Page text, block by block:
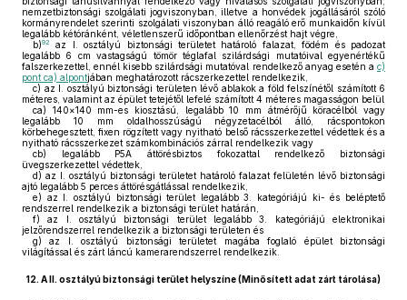
nemzetbiztonsági szolgálati jogviszonyban, illetve a honvédek jogállásáról szóló
kormányrendelet szerinti szolgálati viszonyban álló reagáló erő munkaidőn kívül
legalább kétóránként, véletlenszerű időpontban ellenőrzést hajt végre,
b)92
az I. osztályú biztonsági területet határoló falazat, födém és padozat
legalább 6 cm vastagságú tömör téglafal szilárdsági mutatóival egyenértékű
falszerkezettel, ennél kisebb szilárdsági mutatóval rendelkező anyag esetén a c)
pont ca) alpontjában meghatározott rácszerkezettel rendelkezik,
c) az I. osztályú biztonsági területen lévő ablakok a föld felszínétől számított 6
méteres, valamint az épület tetejétől lefelé számított 4 méteres magasságon belül
ca) 140×140 mm-es kiosztású, legalább 10 mm átmérőjű köracélból vagy
legalább 10 mm oldalhosszúságú négyzetacélból álló, rácspontokon
körbehegesztett, fixen rögzített vagy nyitható belső rácsszerkezettel védettek és a
nyitható rácsszerkezet számkombinációs zárral rendelkezik vagy
cb) legalább P5A áttörésbiztos fokozattal rendelkező biztonsági
üvegszerkezettel védettek,
d) az I. osztályú biztonsági területet határoló falazat felületén lévő biztonsági
ajtó legalább 5 perces áttörésgátlással rendelkezik,
e) az I. osztályú biztonsági terület legalább 3. kategóriájú ki- és beléptető
rendszerrel rendelkezik a biztonsági terület határán,
f) az I. osztályú biztonsági terület legalább 3. kategóriájú elektronikai
jelzőrendszerrel rendelkezik a biztonsági területen és
g) az I. osztályú biztonsági területet magába foglaló épület biztonsági
világítással és zárt láncú kamerarendszerrel rendelkezik.
12. A II. osztályú biztonsági terület helyszíne (Minősített adat zárt tárolása)